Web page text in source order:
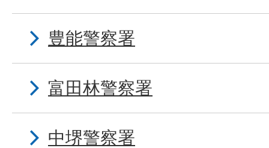
豊能警察署
富田林警察署
中堺警察署